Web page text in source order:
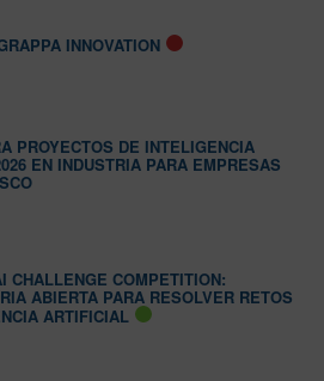
INNOVATION
PROYECTOS DE INTELIGENCIA
EN INDUSTRIA PARA EMPRESAS
CHALLENGE COMPETITION:
ABIERTA PARA RESOLVER RETOS
ARTIFICIAL